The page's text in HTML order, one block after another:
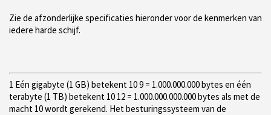
Zie de afzonderlijke specificaties hieronder voor de kenmerken van
iedere harde schijf.
1 Eén gigabyte (1 GB) betekent 10 9 = 1.000.000.000 bytes en één
terabyte (1 TB) betekent 10 12 = 1.000.000.000.000 bytes als met de
macht 10 wordt gerekend. Het besturingssysteem van de